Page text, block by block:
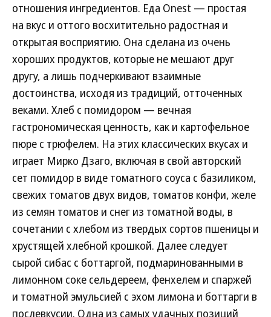
отношения ингредиентов. Еда Onest — простая
на вкус и оттого восхитительно радостная и
открытая восприятию. Она сделана из очень
хороших продуктов, которые не мешают друг
другу, а лишь подчеркивают взаимные
достоинства, исходя из традиций, отточенных
веками. Хлеб с помидором — вечная
гастрономическая ценность, как и картофельное
пюре с трюфелем. На этих классических вкусах и
играет Мирко Дзаго, включая в свой авторский
сет помидор в виде томатного соуса с базиликом,
свежих томатов двух видов, томатов конфи, желе
из семян томатов и снег из томатной воды, в
сочетании с хлебом из твердых сортов пшеницы и
хрустящей хлебной крошкой. Далее следует
сырой сибас с боттаргой, подмаринованными в
лимонном соке сельдереем, фенхелем и спаржей
и томатной эмульсией с эхом лимона и боттарги в
послевкусии. Одна из самых удачных позиций